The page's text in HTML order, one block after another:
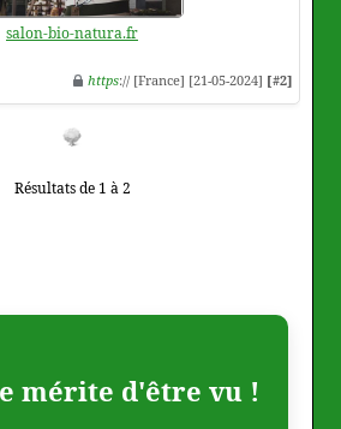
salon-bio-natura.fr
https:// [France] [21-05-2024] [#2]
Résultats de 1 à 2
mérite d'être vu !